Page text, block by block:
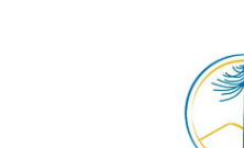
la situación de calle en Chile